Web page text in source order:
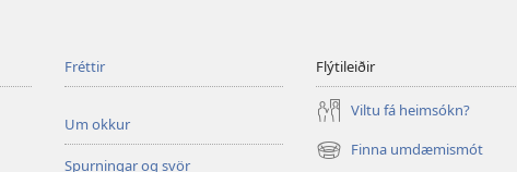
Fréttir
Um okkur
Spurningar og svör
Flýtileiðir
Viltu fá heimsókn?
Finna umdæmismót
(opnast